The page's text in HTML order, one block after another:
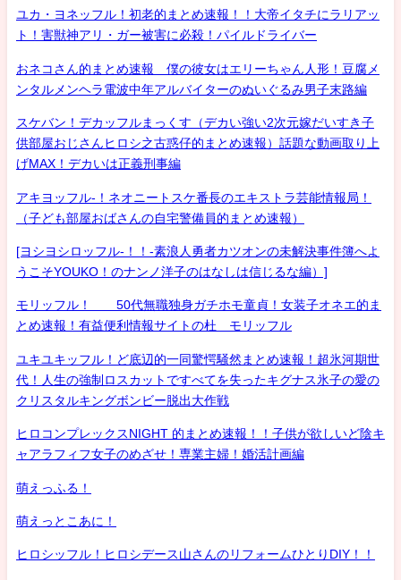
ユカ・ヨネッフル！初老的まとめ速報！！大帝イタチにラリアッ
ト！害獣神アリ・ガー被害に必殺！パイルドライバー
おネコさん的まとめ速報 僕の彼女はエリーちゃん人形！豆腐メ
ンタルメンヘラ電波中年アルバイターのぬいぐるみ男子末路編
スケバン！デカッフルまっくす（デカい強い2次元嫁だいすき子
供部屋おじさんヒロシ之古惑仔的まとめ速報）話題な動画取り上
げMAX！デカいは正義刑事編
アキヨッフル-！ネオニートスケ番長のエキストラ芸能情報局！
（子ども部屋おばさんの自宅警備員的まとめ速報）
[ヨシヨシロッフル-！！-素浪人勇者カツオンの未解決事件簿へよ
うこそYOUKO！のナンノ洋子のはなしは信じるな編）]
モリッフル！ 50代無職独身ガチホモ童貞！女装子オネエ的ま
とめ速報！有益便利情報サイトの杜 モリッフル
ユキユキッフル！ど底辺的一同驚愕騒然まとめ速報！超氷河期世
代！人生の強制ロスカットですべてを失ったキグナス氷子の愛の
クリスタルキングボンビー脱出大作戦
ヒロコンプレックスNIGHT 的まとめ速報！！子供が欲しいど陰キ
ャアラフィフ女子のめざせ！専業主婦！婚活計画編
萌えっふる！
萌えっとこあに！
ヒロシッフル！ヒロシデース山さんのリフォームひとりDIY！！